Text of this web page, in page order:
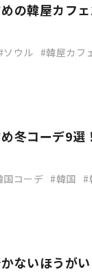
の韓屋カフ
ソウル 韓屋カフ
冬コーデ9
国コーデ 韓国
ないほうが